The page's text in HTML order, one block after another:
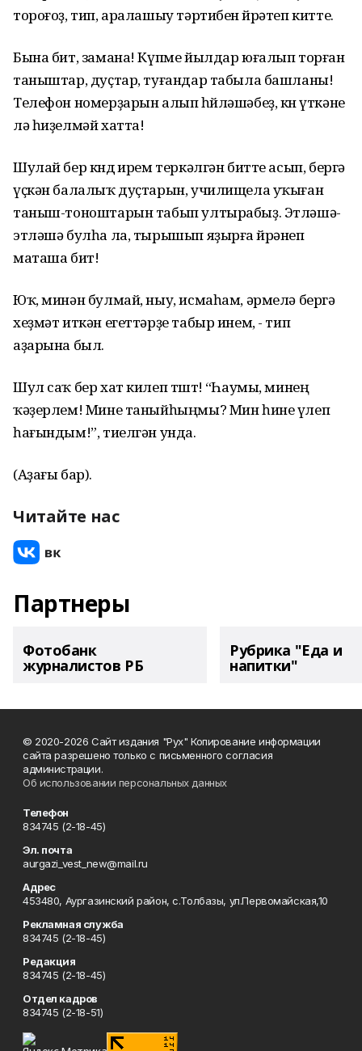
тороғоҙ, тип, аралашыу тәртибен өйрәтеп китте.
Бына бит, замана! Күпме йылдар юғалып торған
таныштар, дуҫтар, туғандар табыла башланы!
Телефон номерҙарын алып һөйләшәбеҙ, көн үткәне
лә һиҙелмәй хатта!
Шулай бер көндө ирем теркәлгән битте асып, бергә
үҫкән балалыҡ дуҫтарын, училищела уҡыған
таныш-тоноштарын табып ултырабыҙ. Этләшә-
этләшә булһа ла, тырышып яҙырға өйрәнеп
маташа бит!
Юҡ, минән булмай, ныу, исмаһам, әрмелә бергә
хеҙмәт иткән егеттәрҙе табыр инем, - тип
аҙарына был.
Шул саҡ бер хат килеп төштө! “Һаумы, минең
ҡәҙерлем! Мине таныйһыңмы? Мин һине үлеп
һағындым!”, тиелгән унда.
(Аҙағы бар).
Читайте нас
Партнеры
Фотобанк
журналистов РБ
Рубрика "Еда и
напитки"
© 2020-2026 Сайт издания "Рух" Копирование информации
сайта разрешено только с письменного согласия
администрации.
Об использовании персональных данных
Телефон
834745 (2-18-45)
Эл. почта
aurgazi_vest_new@mail.ru
Адрес
453480, Аургазинский район, с.Толбазы, ул.Первомайская,10
Рекламная служба
834745 (2-18-45)
Редакция
834745 (2-18-45)
Отдел кадров
834745 (2-18-51)